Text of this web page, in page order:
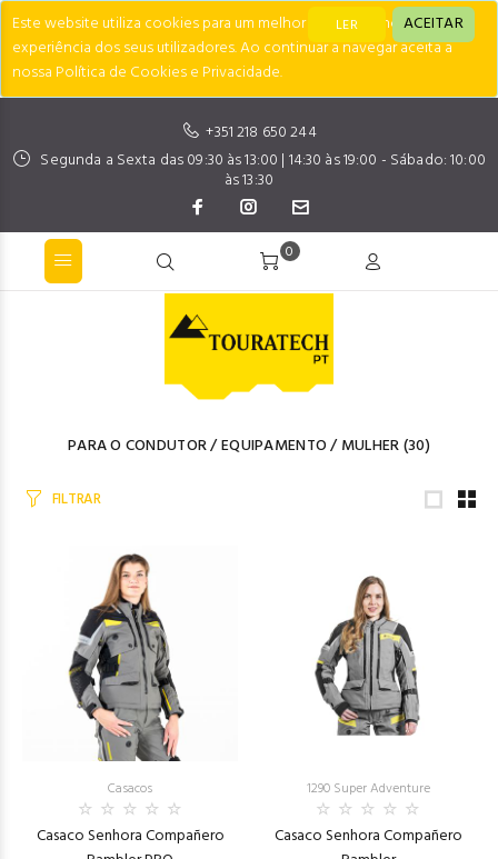
Este website utiliza cookies para um melhor desempenho e
experiência dos seus utilizadores. Ao continuar a navegar aceita a
nossa Política de Cookies e Privacidade.
LER ACEITAR
+351 218 650 244
Segunda a Sexta das 09:30 às 13:00 | 14:30 às 19:00 - Sábado: 10:00
às 13:30
0
PARA O CONDUTOR/EQUIPAMENTO/MULHER(30)
FILTRAR
Casacos
Casaco Senhora Compañero
1290 Super Adventure
Casaco Senhora Compañero